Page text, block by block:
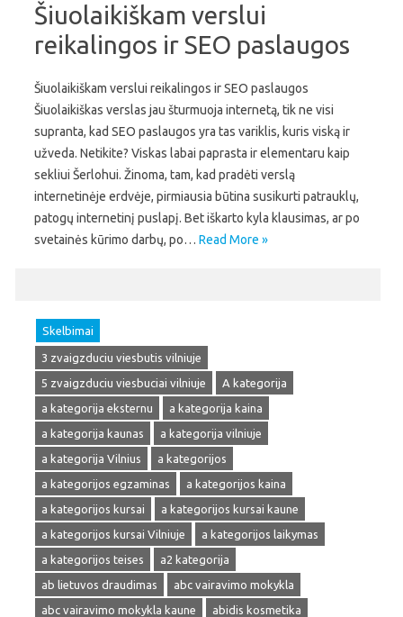
Šiuolaikiškam verslui
reikalingos ir SEO paslaugos
Šiuolaikiškam verslui reikalingos ir SEO paslaugos
Šiuolaikiškas verslas jau šturmuoja internetą, tik ne visi
supranta, kad SEO paslaugos yra tas variklis, kuris viską ir
užveda. Netikite? Viskas labai paprasta ir elementaru kaip
sekliui Šerlohui. Žinoma, tam, kad pradėti verslą
internetinėje erdvėje, pirmiausia būtina susikurti patrauklų,
patogų internetinį puslapį. Bet iškarto kyla klausimas, ar po
svetainės kūrimo darbų, po… Read More »
Skelbimai
3 zvaigzduciu viesbutis vilniuje
5 zvaigzduciu viesbuciai vilniuje
A kategorija
a kategorija eksternu
a kategorija kaina
a kategorija kaunas
a kategorija vilniuje
a kategorija Vilnius
a kategorijos
a kategorijos egzaminas
a kategorijos kaina
a kategorijos kursai
a kategorijos kursai kaune
a kategorijos kursai Vilniuje
a kategorijos laikymas
a kategorijos teises
a2 kategorija
ab lietuvos draudimas
abc vairavimo mokykla
abc vairavimo mokykla kaune
abidis kosmetika